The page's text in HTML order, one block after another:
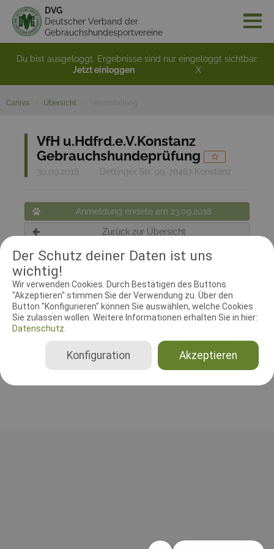
Der Schutz deiner Daten ist uns
wichtig!
Wir verwenden Cookies. Durch Bestätigen des Buttons
"Akzeptieren" stimmen Sie der Verwendung zu. Über den
Button "Konfigurieren" können Sie auswählen, welche Cookies
Sie zulassen wollen. Weitere Informationen erhalten Sie in hier:
Datenschutz.
Akzeptieren
Konfiguration
DVG
Deutscher Verband der
Gebrauchshundesportvereine
Du bist ausgeloggt. Ergebnisse sind nur eingeloggt sichtbar.
Jetzt einloggen
X
Caniva Übersicht
VfH u.Hdfrd.e.V.Konstanz
Gebrauchshundeprüfung
30.09.2018 Dettinger Str. 99, 78467 Konstanz
Anmeldung endete am 23.09.2018
Zurück zur Übersicht
RICHTER UND HELFER
Leistungsrichter
Michael Nachtigall